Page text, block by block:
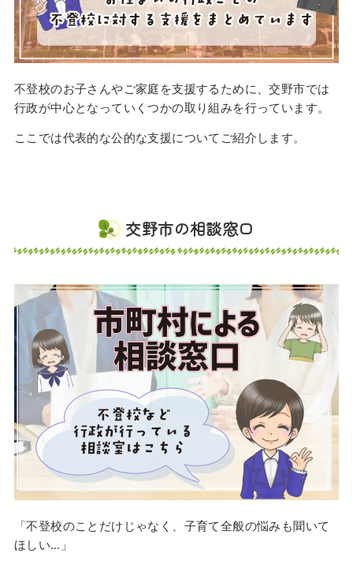
不登校のお子さんやご家庭を支援するために、交野市では
行政が中心となっていくつかの取り組みを行っています。
ここでは代表的な公的な支援についてご紹介します。
交野市の相談窓口
「不登校のことだけじゃなく、子育て全般の悩みも聞いて
ほしい…」